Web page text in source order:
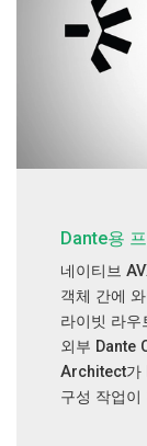
Dante용
네이티브
객체 간에
라이빗 라우
외부 Dante
Architect가
구성 작업이